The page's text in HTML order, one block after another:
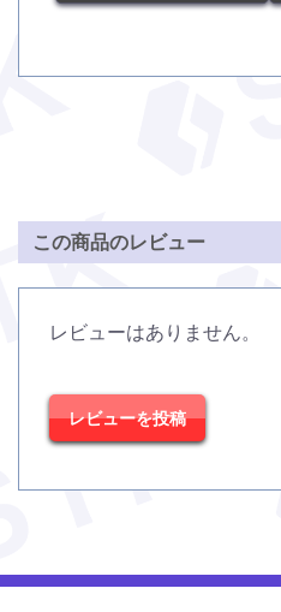
この商品のレビュー
レビューはありません。
レビューを投稿